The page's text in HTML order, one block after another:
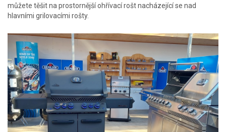
můžete těšit na prostornější ohřívací rošt nacházející se nad
hlavními grilovacími rošty.